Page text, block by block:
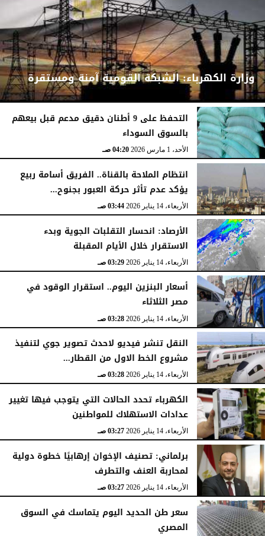
وزارة الكهرباء: الشبكة القومية آمنة ومستقرة
الأحد، 1 مارس 2026 04:24 صـ
التحفظ على 9 أطنان دقيق مدعم قبل بيعهم
بالسوق السوداء
الأحد، 1 مارس 2026 04:20 صـ
انتظام الملاحة بالقناة.. الفريق أسامة ربيع
يؤكد عدم تأثر حركة العبور بجنوح...
الأربعاء، 14 يناير 2026 03:44 صـ
الأرصاد: انحسار التقلبات الجوية وبدء
الاستقرار خلال الأيام المقبلة
الأربعاء، 14 يناير 2026 03:29 صـ
أسعار البنزين اليوم.. استقرار الوقود في
مصر الثلاثاء
الأربعاء، 14 يناير 2026 03:28 صـ
النقل تنشر فيديو لاحدث تصوير جوي لتنفيذ
مشروع الخط الاول من القطار...
الأربعاء، 14 يناير 2026 03:28 صـ
الكهرباء تحدد الحالات التي يتوجب فيها تغيير
عدادات الاستهلاك للمواطنين
الأربعاء، 14 يناير 2026 03:27 صـ
برلماني: تصنيف الإخوان إرهابيًا خطوة دولية
لمحاربة العنف والتطرف
الأربعاء، 14 يناير 2026 03:27 صـ
سعر طن الحديد اليوم يتماسك في السوق
المصري